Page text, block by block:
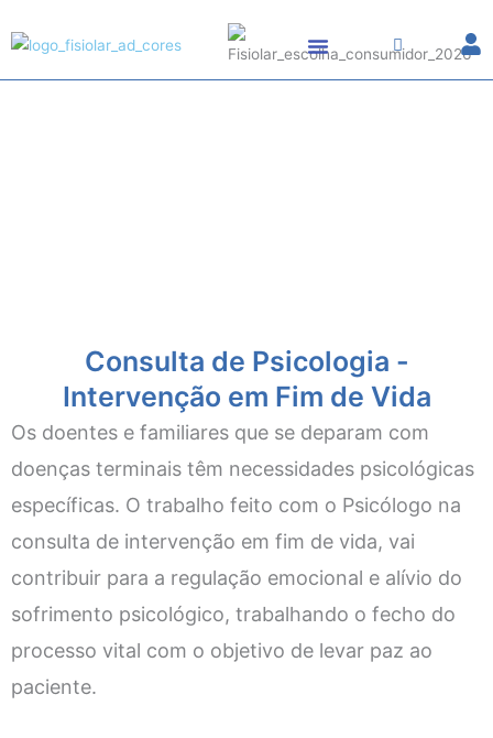
to
Consulta de Psicologia -
Intervenção em Fim de Vida
Os doentes e familiares que se deparam com
doenças terminais têm necessidades psicológicas
específicas. O trabalho feito com o Psicólogo na
consulta de intervenção em fim de vida, vai
contribuir para a regulação emocional e alívio do
sofrimento psicológico, trabalhando o fecho do
processo vital com o objetivo de levar paz ao
paciente.